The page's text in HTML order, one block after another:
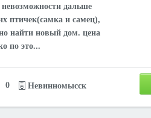
дальше
птичек(самка и самец),
найти новый дом. цена
по это...
Невинномысск
0